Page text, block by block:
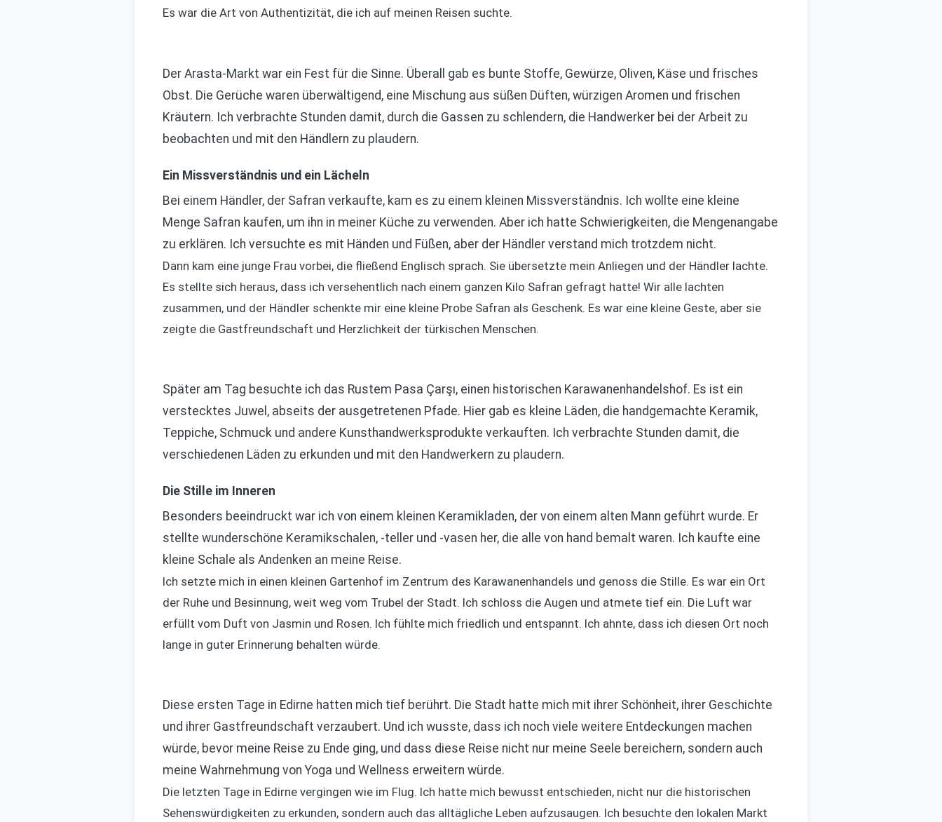
Es war die Art von Authentizität, die ich auf meinen Reisen suchte.
Der Arasta-Markt war ein Fest für die Sinne. Überall gab es bunte Stoffe, Gewürze, Oliven, Käse und frisches
Obst. Die Gerüche waren überwältigend, eine Mischung aus süßen Düften, würzigen Aromen und frischen
Kräutern. Ich verbrachte Stunden damit, durch die Gassen zu schlendern, die Handwerker bei der Arbeit zu
beobachten und mit den Händlern zu plaudern.
Ein Missverständnis und ein Lächeln
Bei einem Händler, der Safran verkaufte, kam es zu einem kleinen Missverständnis. Ich wollte eine kleine
Menge Safran kaufen, um ihn in meiner Küche zu verwenden. Aber ich hatte Schwierigkeiten, die Mengenangabe
zu erklären. Ich versuchte es mit Händen und Füßen, aber der Händler verstand mich trotzdem nicht.
Dann kam eine junge Frau vorbei, die fließend Englisch sprach. Sie übersetzte mein Anliegen und der Händler lachte.
Es stellte sich heraus, dass ich versehentlich nach einem ganzen Kilo Safran gefragt hatte! Wir alle lachten
zusammen, und der Händler schenkte mir eine kleine Probe Safran als Geschenk. Es war eine kleine Geste, aber sie
zeigte die Gastfreundschaft und Herzlichkeit der türkischen Menschen.
Später am Tag besuchte ich das Rustem Pasa Çarşı, einen historischen Karawanenhandelshof. Es ist ein
verstecktes Juwel, abseits der ausgetretenen Pfade. Hier gab es kleine Läden, die handgemachte Keramik,
Teppiche, Schmuck und andere Kunsthandwerksprodukte verkauften. Ich verbrachte Stunden damit, die
verschiedenen Läden zu erkunden und mit den Handwerkern zu plaudern.
Die Stille im Inneren
Besonders beeindruckt war ich von einem kleinen Keramikladen, der von einem alten Mann geführt wurde. Er
stellte wunderschöne Keramikschalen, -teller und -vasen her, die alle von hand bemalt waren. Ich kaufte eine
kleine Schale als Andenken an meine Reise.
Ich setzte mich in einen kleinen Gartenhof im Zentrum des Karawanenhandels und genoss die Stille. Es war ein Ort
der Ruhe und Besinnung, weit weg vom Trubel der Stadt. Ich schloss die Augen und atmete tief ein. Die Luft war
erfüllt vom Duft von Jasmin und Rosen. Ich fühlte mich friedlich und entspannt. Ich ahnte, dass ich diesen Ort noch
lange in guter Erinnerung behalten würde.
Diese ersten Tage in Edirne hatten mich tief berührt. Die Stadt hatte mich mit ihrer Schönheit, ihrer Geschichte
und ihrer Gastfreundschaft verzaubert. Und ich wusste, dass ich noch viele weitere Entdeckungen machen
würde, bevor meine Reise zu Ende ging, und dass diese Reise nicht nur meine Seele bereichern, sondern auch
meine Wahrnehmung von Yoga und Wellness erweitern würde.
Die letzten Tage in Edirne vergingen wie im Flug. Ich hatte mich bewusst entschieden, nicht nur die historischen
Sehenswürdigkeiten zu erkunden, sondern auch das alltägliche Leben aufzusaugen. Ich besuchte den lokalen Markt